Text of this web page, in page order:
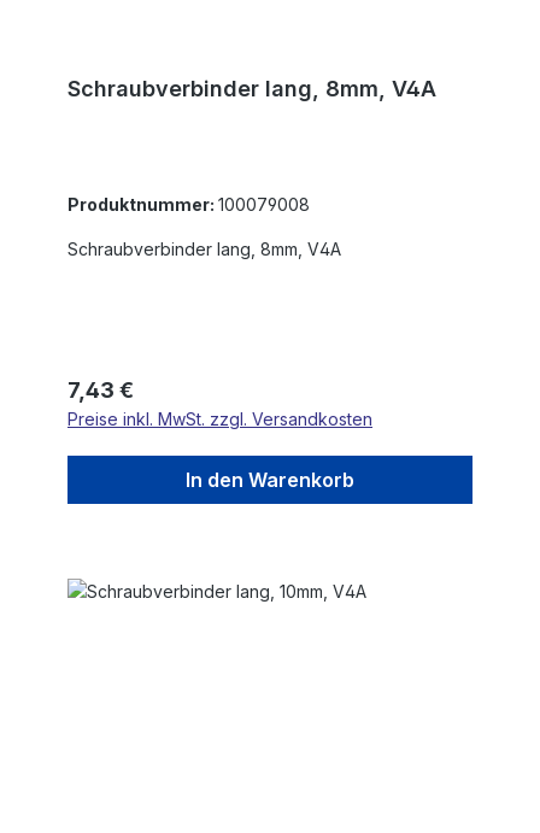
Schraubverbinder lang, 8mm, V4A
Produktnummer: 100079008
Schraubverbinder lang, 8mm, V4A
Regulärer Preis:
7,43 €
Preise inkl. MwSt. zzgl. Versandkosten
In den Warenkorb